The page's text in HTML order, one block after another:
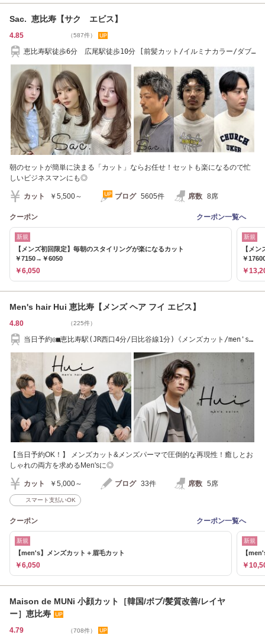
Sac. 恵比寿【サク エビス】
4.85 （587件）
恵比寿駅徒歩6分 広尾駅徒歩10分 [前髪カット/イルミナカラー/ダブ
朝のセットが簡単に決まる「カット」ならお任せ！セットも楽になるので忙
しいビジネスマンにも◎
カット ￥5,500～ ブログ 5605件 席数 8席
クーポン クーポン一覧へ
新規
【メンズ初回限定】毎朝のスタイリングが楽になるカット
￥7150→￥6050
￥6,050
新規
【メ
￥
￥
Men's hair Hui 恵比寿【メンズ ヘア フイ エビス】
4.80 （225件）
当日予約◎■恵比寿駅(JR西口4分/日比谷線1分)《メンズカット/men's/
【当日予約OK！】 メンズカット&メンズパーマで圧倒的な再現性！癒しとお
しゃれの両方を求めるMen'sに◎
カット ￥5,000～ ブログ 33件 席数 5席
スマート支払いOK
クーポン クーポン一覧へ
新規
【men's】メンズカット＋眉毛カット
￥6,050
新規
【
￥
Maison de MUNi 小顔カット［韓国/ボブ/髪質改善/レイヤ
ー］恵比寿
4.79 （708件）